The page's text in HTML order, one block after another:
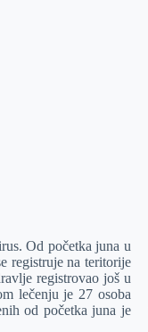
Od početka juna u
registruje na teritorije
registrovao još u
lečenju je 27 osoba
od početka juna je